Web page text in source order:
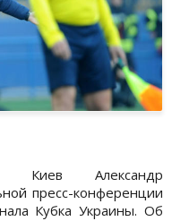
Киев Александр
пресс-конференции
Кубка Украины. Об